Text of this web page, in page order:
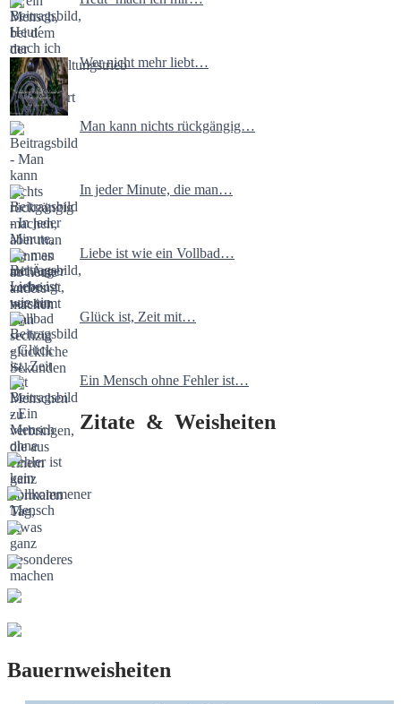
Wer nicht mehr liebt…
Man kann nichts rückgängig…
In jeder Minute, die man…
Liebe ist wie ein Vollbad…
Glück ist, Zeit mit…
Ein Mensch ohne Fehler ist…
Zitate & Weisheiten
Bauernweisheiten